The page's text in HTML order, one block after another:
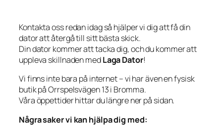
Kontakta oss redan idag så hjälper vi dig att få din
dator att återgå till sitt bästa skick.
Din dator kommer att tacka dig, och du kommer att
uppleva skillnaden medLaga Dator!
Vi finns inte bara på internet – vi har även en fysisk
butik på Orrspelsvägen 13 i Bromma.
Våra öppettider hittar du längre ner på sidan.
Några saker vi kan hjälpa dig med: